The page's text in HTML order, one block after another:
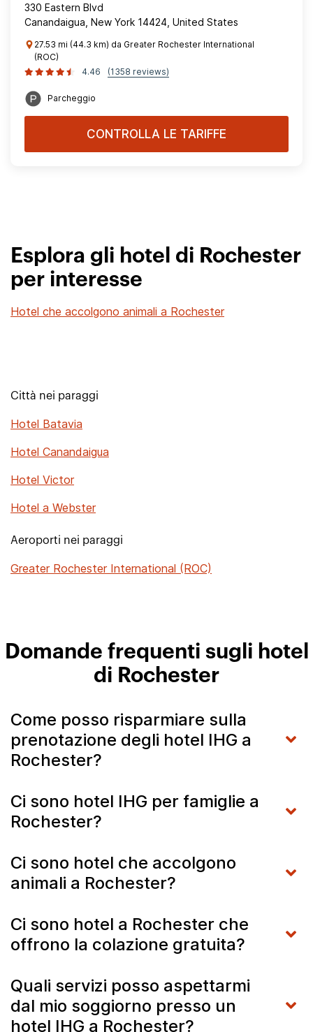
330 Eastern Blvd
Canandaigua, New York 14424, United States
27.53 mi (44.3 km) da Greater Rochester International
(ROC)
4.46
(1358 reviews)
Parcheggio
CONTROLLA LE TARIFFE
Esplora gli hotel di Rochester
per interesse
Hotel che accolgono animali a Rochester
Città nei paraggi
Hotel Batavia
Hotel Canandaigua
Hotel Victor
Hotel a Webster
Aeroporti nei paraggi
Greater Rochester International (ROC)
Domande frequenti sugli hotel
di Rochester
Come posso risparmiare sulla
prenotazione degli hotel IHG a
Rochester?
Ci sono hotel IHG per famiglie a
Rochester?
Ci sono hotel che accolgono
animali a Rochester?
Ci sono hotel a Rochester che
offrono la colazione gratuita?
Quali servizi posso aspettarmi
dal mio soggiorno presso un
hotel IHG a Rochester?